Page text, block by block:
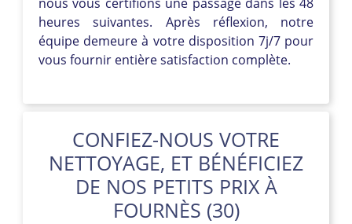
heures suivantes. Après réflexion, notre
équipe demeure à votre disposition 7j/7 pour
vous fournir entière satisfaction complète.
CONFIEZ-NOUS VOTRE
NETTOYAGE, ET BÉNÉFICIEZ
DE NOS PETITS PRIX À
FOURNÈS (30)